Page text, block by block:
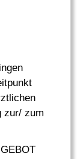
zur/ zum